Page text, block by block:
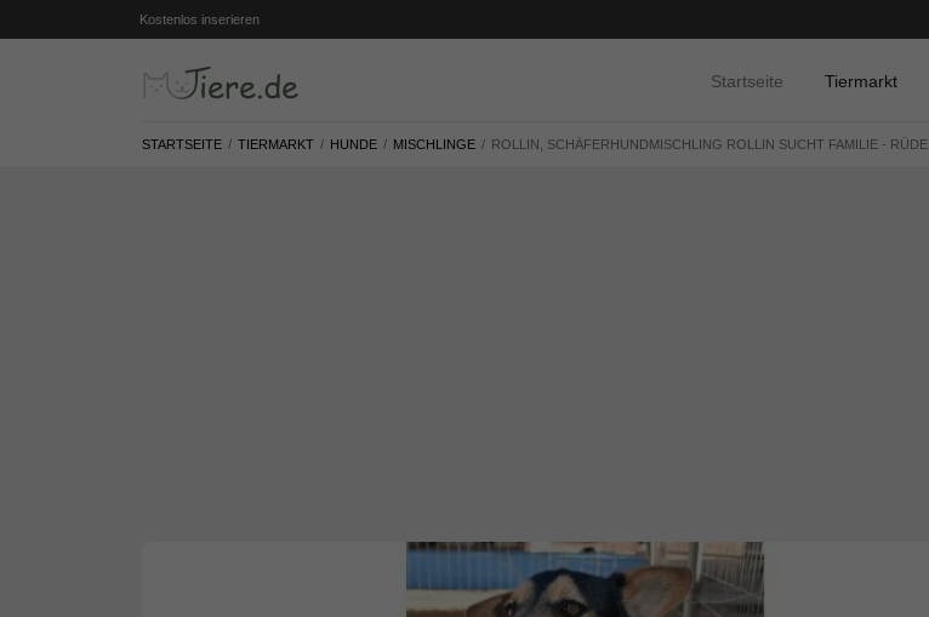
Kostenlos inserieren
Startseite Tiermarkt
STARTSEITE TIERMARKT HUNDE MISCHLINGE ROLLIN, SCHÄFERHUNDMISCHLING ROLLIN SUCHT FAMILIE - RÜDE